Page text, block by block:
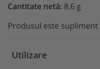
Cantitate netă: 8,6 g
Produsul este
Utilizare